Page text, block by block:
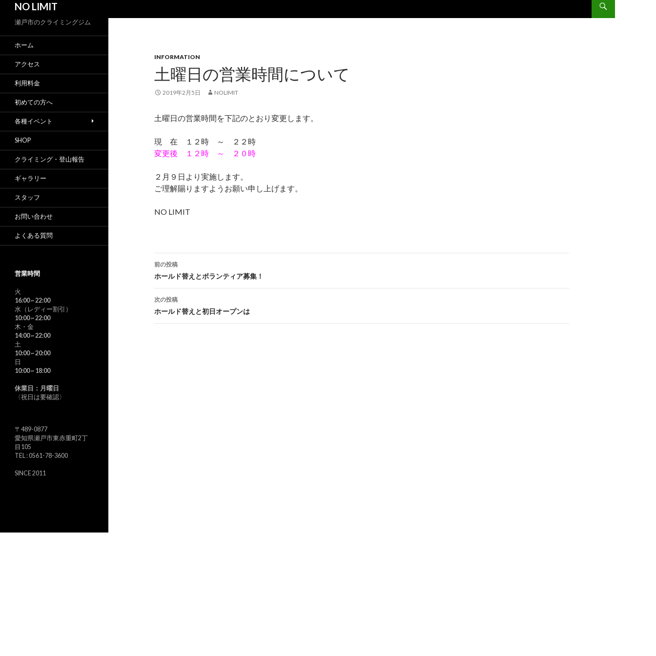
NO LIMIT
INFORMATION
土曜日の営業時間について
2019年2月5日 NOLIMIT
土曜日の営業時間を下記のとおり変更します。
現 在 １２時 ～ ２２時
変更後 １２時 ～ ２０時
２月９日より実施します。
ご理解賜りますようお願い申し上げます。
NO LIMIT
投
稿
ナ
ビ
ゲ
前の投稿
ホールド替えとボランティア募集！
次の投稿
ホールド替えと初日オープンは
瀬戸市のクライミングジム
ホーム
アクセス
利用料金
初めての方へ
各種イベント
SHOP
クライミング・登山報告
ギャラリー
スタッフ
お問い合わせ
よくある質問
営業時間
火
16:00~ 22:00
水（レディー割引）
10:00~ 22:00
木・金
14:00~ 22:00
土
10:00~ 20:00
日
10:00~ 18:00
休業日：月曜日
〈祝日は要確認〉
〒489-0877
愛知県瀬戸市東赤重町2丁
目105
TEL : 0561-78-3600
SINCE 2011